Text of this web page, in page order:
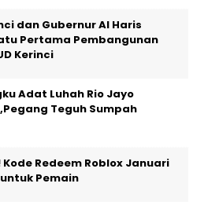
dan Gubernur Al Haris
Pertama Pembangunan
Kerinci
Adat Luhah Rio Jayo
Teguh Sumpah
Redeem Roblox Januari
Pemain